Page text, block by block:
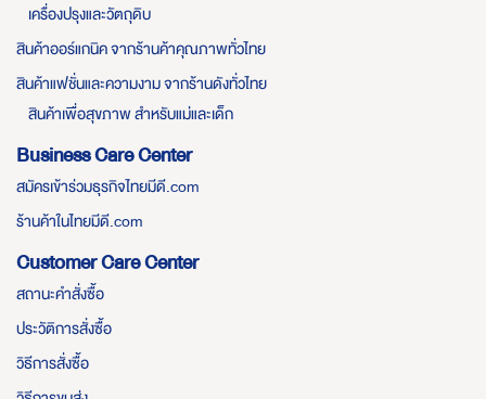
เครื่องปรุงและวัตถุดิบ
สินค้าออร์แกนิค จากร้านค้าคุณภาพทั่วไทย
สินค้าแฟชั่นและความงาม จากร้านดังทั่วไทย
สินค้าเพื่อสุขภาพ สำหรับแม่และเด็ก
Business Care Center
สมัครเข้าร่วมธุรกิจไทยมีดี.com
ร้านค้าในไทยมีดี.com
Customer Care Center
สถานะคำสั่งซื้อ
ประวัติการสั่งซื้อ
วิธีการสั่งซื้อ